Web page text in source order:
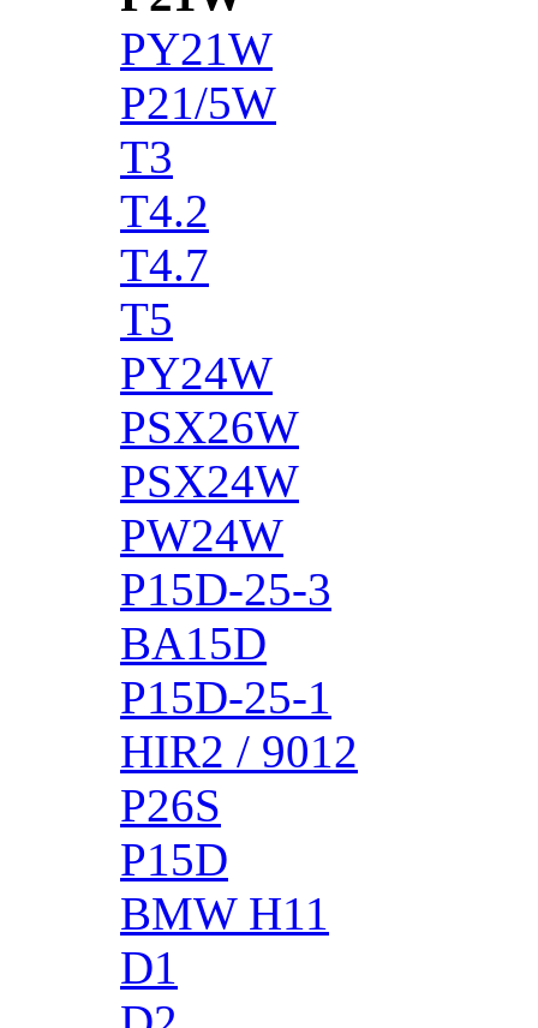
PY21W
P21/5W
T3
T4.2
T4.7
T5
PY24W
PSX26W
PSX24W
PW24W
P15D-25-3
BA15D
P15D-25-1
HIR2 / 9012
P26S
P15D
BMW H11
D1